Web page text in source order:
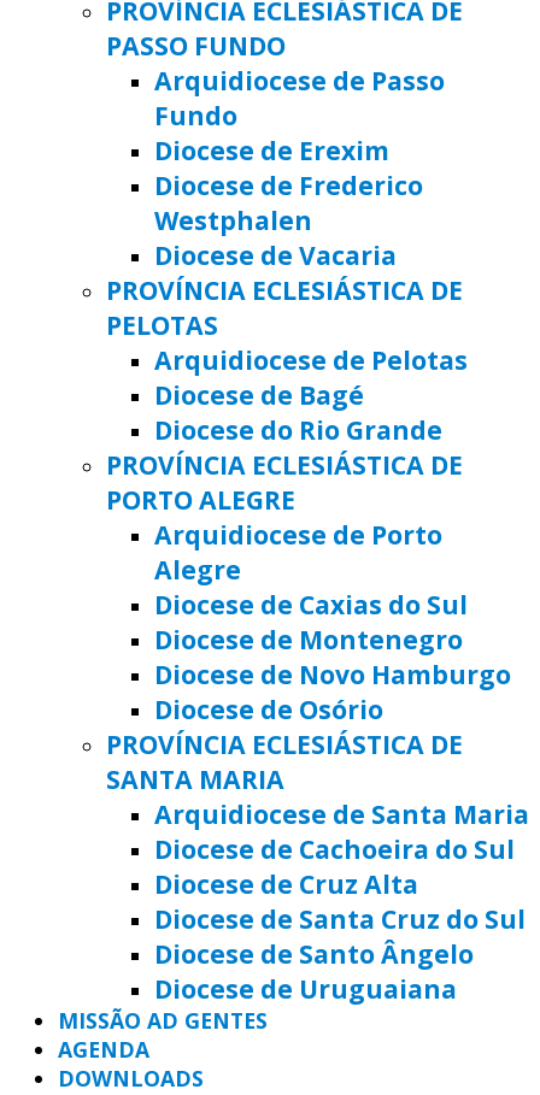
PROVÍNCIA ECLESIÁSTICA DE
PASSO FUNDO
Arquidiocese de Passo
Fundo
Diocese de Erexim
Diocese de Frederico
Westphalen
Diocese de Vacaria
PROVÍNCIA ECLESIÁSTICA DE
PELOTAS
Arquidiocese de Pelotas
Diocese de Bagé
Diocese do Rio Grande
PROVÍNCIA ECLESIÁSTICA DE
PORTO ALEGRE
Arquidiocese de Porto
Alegre
Diocese de Caxias do Sul
Diocese de Montenegro
Diocese de Novo Hamburgo
Diocese de Osório
PROVÍNCIA ECLESIÁSTICA DE
SANTA MARIA
Arquidiocese de Santa Maria
Diocese de Cachoeira do Sul
Diocese de Cruz Alta
Diocese de Santa Cruz do Sul
Diocese de Santo Ângelo
Diocese de Uruguaiana
MISSÃO AD GENTES
AGENDA
DOWNLOADS